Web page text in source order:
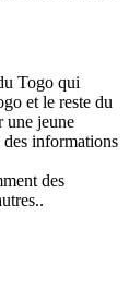
Togo qui
et le reste du
une jeune
informations
des